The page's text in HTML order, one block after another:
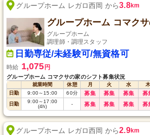
グループホーム レガロ西岡 から3.8km
グループホーム コマク
グループホーム
調理師・調理スタッフ
日勤専従/未経験可/無資格可
時給 1,075 円
グループホーム コマクサの家のシフト募集状況
就業時間 休憩 月 火 水 木
日勤
9:00～ 15:00 60分 募集 募集 募集 募
日勤 9:00～ 17:00
(4h)
- 募集 募集 募集 募
グループホーム レガロ西岡 から2.9km